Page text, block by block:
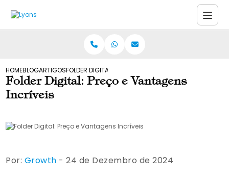
HOMEBLOGARTIGOSFOLDER DIGITAL: PREÇO E VANTAGENS INCRÍVEIS
Folder Digital: Preço e Vantagens
Incríveis
Por: Growth - 24 de Dezembro de 2024